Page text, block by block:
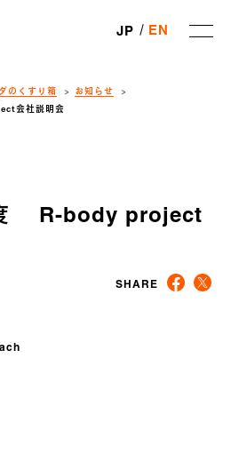
JP EN
のくすり箱
お知らせ
会社説明会
R-body project
SHARE